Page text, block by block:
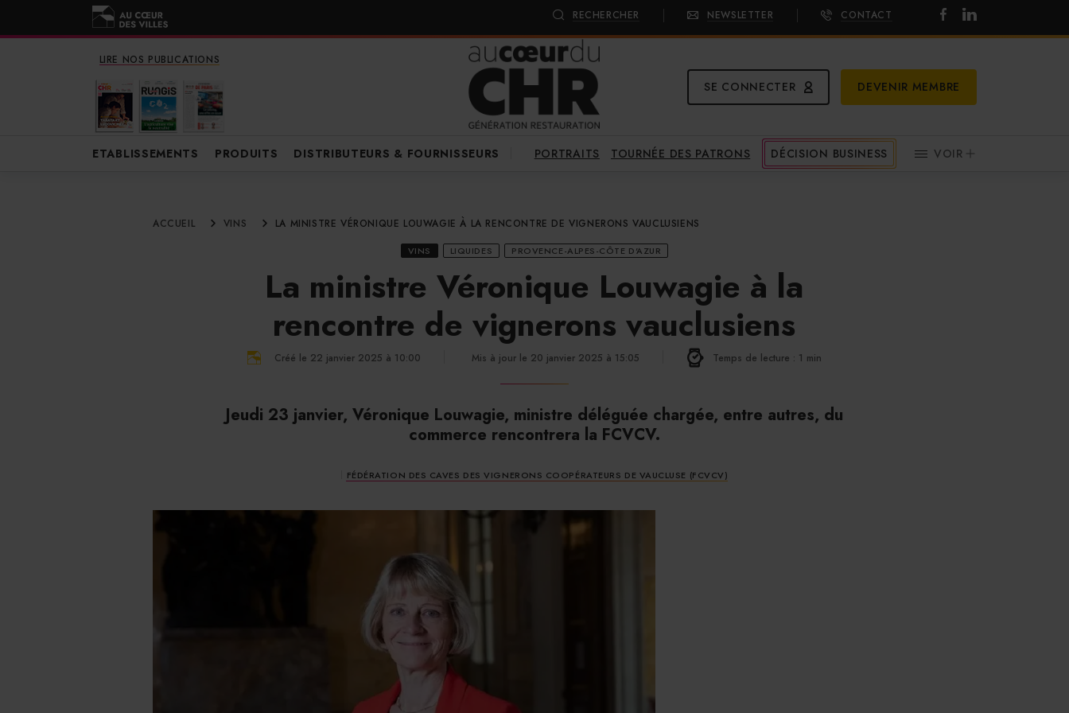
RECHERCHER NEWSLETTER CONTACT
LIRE NOS PUBLICATIONS
SE CONNECTER DEVENIR MEMBRE
ETABLISSEMENTS PRODUITS DISTRIBUTEURS & FOURNISSEURS PORTRAITS TOURNÉE DES PATRONS DÉCISION BUSINESS VOIR
ACCUEIL VINS LA MINISTRE VÉRONIQUE LOUWAGIE À LA RENCONTRE DE VIGNERONS VAUCLUSIENS
VINS LIQUIDES PROVENCE-ALPES-CÔTE D'AZUR
La ministre Véronique Louwagie à la
rencontre de vignerons vauclusiens
Créé le 22 janvier 2025 à 10:00 Mis à jour le 20 janvier 2025 à 15:05 Temps de lecture : 1 min
Jeudi 23 janvier, Véronique Louwagie, ministre déléguée chargée, entre autres, du
commerce rencontrera la FCVCV.
FÉDÉRATION DES CAVES DES VIGNERONS COOPÉRATEURS DE VAUCLUSE (FCVCV)